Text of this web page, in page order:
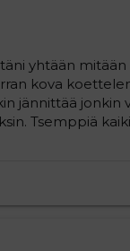
yhtään mitään
kova
jännittää jonkin
Tsemppiä